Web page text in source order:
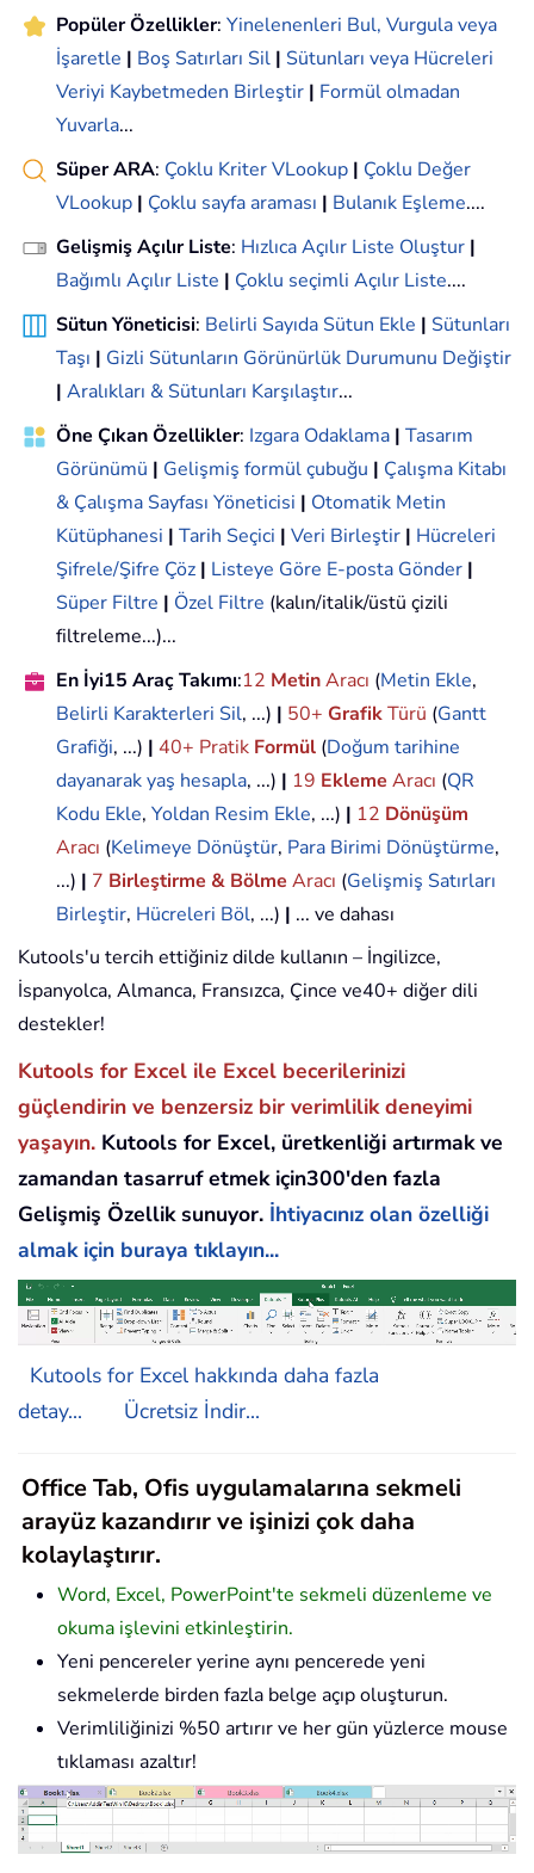
Popüler Özellikler: Yinelenenleri Bul, Vurgula veya
İşaretle | Boş Satırları Sil | Sütunları veya Hücreleri
Veriyi Kaybetmeden Birleştir | Formül olmadan
Yuvarla...
Süper ARA: Çoklu Kriter VLookup | Çoklu Değer
VLookup | Çoklu sayfa araması | Bulanık Eşleme....
Gelişmiş Açılır Liste: Hızlıca Açılır Liste Oluştur |
Bağımlı Açılır Liste | Çoklu seçimli Açılır Liste....
Sütun Yöneticisi: Belirli Sayıda Sütun Ekle | Sütunları
Taşı | Gizli Sütunların Görünürlük Durumunu Değiştir
| Aralıkları & Sütunları Karşılaştır...
Öne Çıkan Özellikler: Izgara Odaklama | Tasarım
Görünümü | Gelişmiş formül çubuğu | Çalışma Kitabı
& Çalışma Sayfası Yöneticisi | Otomatik Metin
Kütüphanesi | Tarih Seçici | Veri Birleştir | Hücreleri
Şifrele/Şifre Çöz | Listeye Göre E-posta Gönder |
Süper Filtre | Özel Filtre (kalın/italik/üstü çizili
filtreleme...)...
En İyi15 Araç Takımı:12 MetinAracı (Metin Ekle,
Belirli Karakterleri Sil, ...) | 50+ GrafikTürü (Gantt
Grafiği, ...) | 40+ Pratik Formül (Doğum tarihine
dayanarak yaş hesapla, ...) | 19 Ekleme Aracı (QR
Kodu Ekle, Yoldan Resim Ekle, ...) | 12 Dönüşüm
Aracı (Kelimeye Dönüştür, Para Birimi Dönüştürme,
...) | 7 Birleştirme & Bölme Aracı (Gelişmiş Satırları
Birleştir, Hücreleri Böl, ...) | ... ve dahası
Kutools'u tercih ettiğiniz dilde kullanın – İngilizce,
İspanyolca, Almanca, Fransızca, Çince ve40+ diğer dili
destekler!
Kutools for Excel ile Excel becerilerinizi
güçlendirin ve benzersiz bir verimlilik deneyimi
yaşayın. Kutools for Excel, üretkenliği artırmak ve
zamandan tasarruf etmek için300'den fazla
Gelişmiş Özellik sunuyor. İhtiyacınız olan özelliği
almak için buraya tıklayın...
Kutools for Excel hakkında daha fazla
detay...
Ücretsiz İndir...
Office Tab, Ofis uygulamalarına sekmeli
arayüz kazandırır ve işinizi çok daha
kolaylaştırır.
Word, Excel, PowerPoint'te sekmeli düzenleme ve
okuma işlevini etkinleştirin.
Yeni pencereler yerine aynı pencerede yeni
sekmelerde birden fazla belge açıp oluşturun.
Verimliliğinizi %50 artırır ve her gün yüzlerce mouse
tıklaması azaltır!